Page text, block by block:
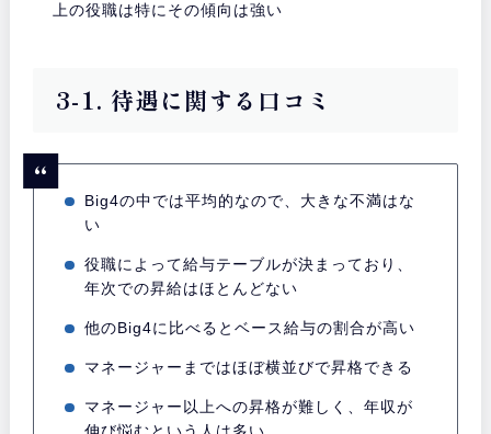
上の役職は特にその傾向は強い
3-1. 待遇に関する口コミ
Big4の中では平均的なので、大きな不満はな
い
役職によって給与テーブルが決まっており、
年次での昇給はほとんどない
他のBig4に比べるとベース給与の割合が高い
マネージャーまではほぼ横並びで昇格できる
マネージャー以上への昇格が難しく、年収が